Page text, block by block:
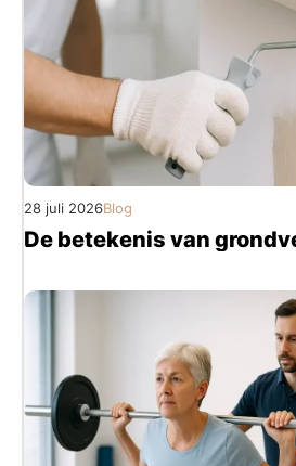
28 juli 2026Blog
De betekenis van